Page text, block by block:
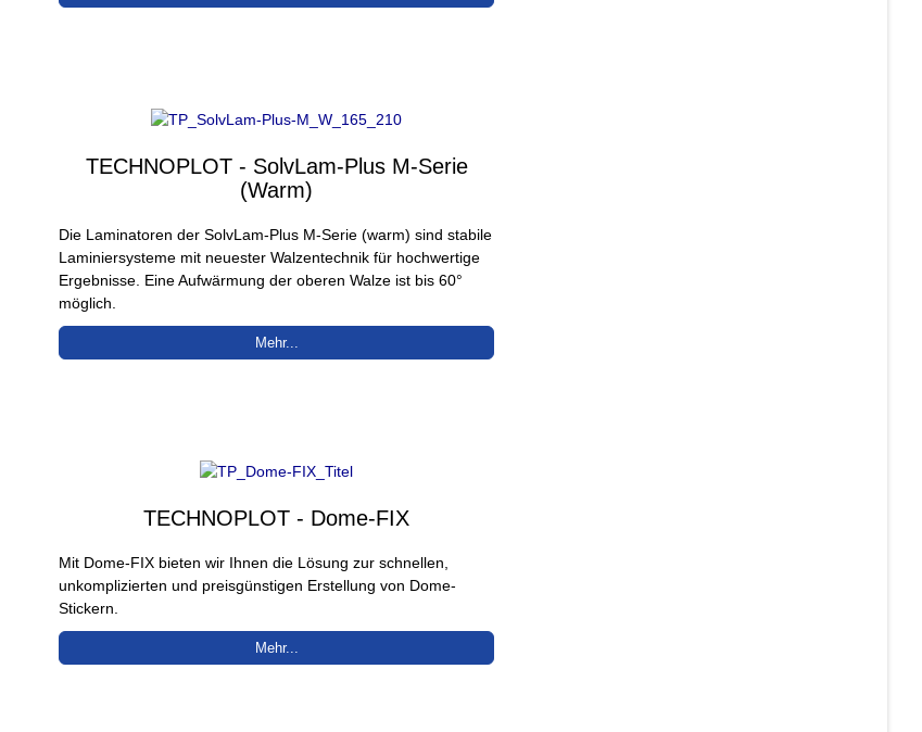
TECHNOPLOT - SolvLam-Plus M-Serie
(Warm)
Die Laminatoren der SolvLam-Plus M-Serie (warm) sind stabile
Laminiersysteme mit neuester Walzentechnik für hochwertige
Ergebnisse. Eine Aufwärmung der oberen Walze ist bis 60°
möglich.
Mehr...
TECHNOPLOT - Dome-FIX
Mit Dome-FIX bieten wir Ihnen die Lösung zur schnellen,
unkomplizierten und preisgünstigen Erstellung von Dome-
Stickern.
Mehr...